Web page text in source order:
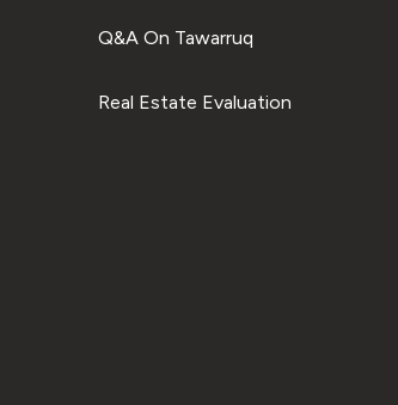
Q&A On Tawarruq
Real Estate Evaluation